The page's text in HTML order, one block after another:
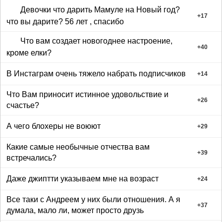
Девочки что дарить Мамуле на Новый год?
что вы дарите? 56 лет , спасибо
+17
Что вам создает новогоднее настроение,
кроме елки?
+40
В Инстаграм очень тяжело набрать подписчиков +14
Что Вам приносит истинное удовольствие и
счастье?
+26
А чего блохеры не воюют +29
Какие самые необычные отчества вам
встречались?
+39
Даже джиптти указываем мне на возраст +24
Все таки с Андреем у них были отношения. А я
думала, мало ли, может просто друзь
+37